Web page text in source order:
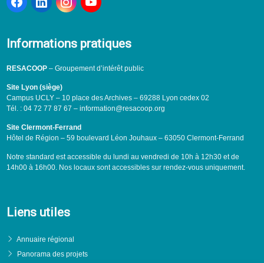
Informations pratiques
RESACOOP– Groupement d’intérêt public
Site Lyon (siège)
Campus UCLY – 10 place des Archives – 69288 Lyon cedex 02
Tél. : 04 72 77 87 67 – information@resacoop.org
Site Clermont-Ferrand
Hôtel de Région – 59 boulevard Léon Jouhaux – 63050 Clermont-Ferrand
Notre standard est accessible du lundi au vendredi de 10h à 12h30 et de
14h00 à 16h00. Nos locaux sont accessibles sur rendez-vous uniquement.
Liens utiles
Annuaire régional
Panorama des projets